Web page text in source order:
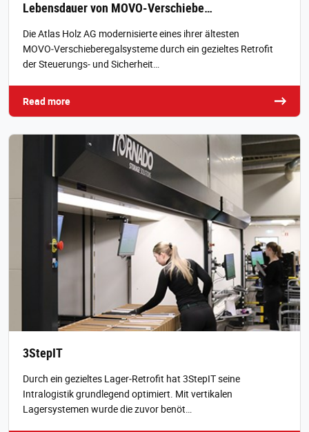
Lebensdauer von MOVO-Verschiebe…
Die Atlas Holz AG modernisierte eines ihrer ältesten
MOVO‑Verschieberegalsysteme durch ein gezieltes Retrofit
der Steuerungs‑ und Sicherheit…
Read more
3StepIT
Durch ein gezieltes Lager‑Retrofit hat 3StepIT seine
Intralogistik grundlegend optimiert. Mit vertikalen
Lagersystemen wurde die zuvor benöt…